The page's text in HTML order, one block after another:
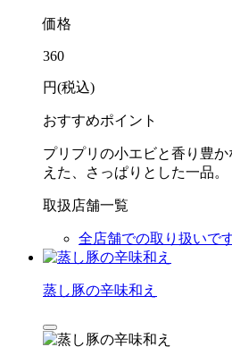
価格
360
円(税込)
おすすめポイント
プリプリの小エビと香り豊
えた、さっぱりとした一品。
取扱店舗一覧
全店舗での取り扱いで
蒸し豚の辛味和え